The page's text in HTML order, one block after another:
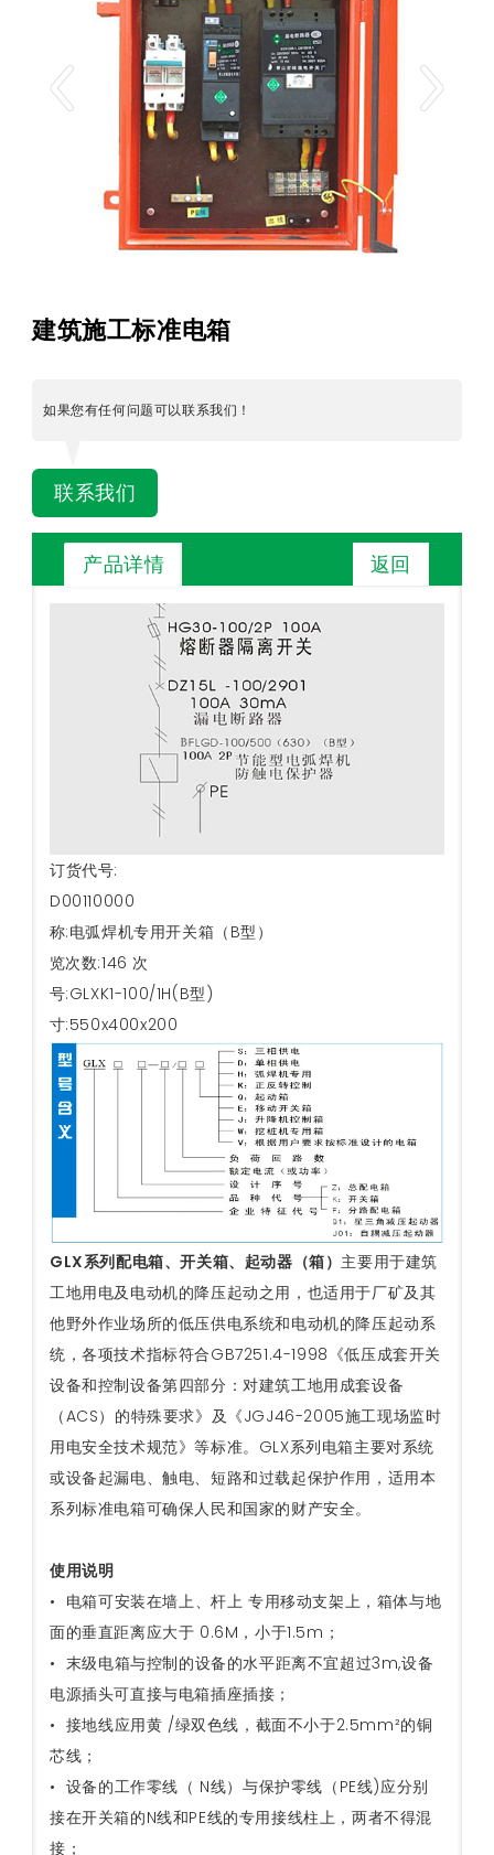
建筑施工标准电箱
如果您有任何问题可以联系我们！
联系我们
产品详情 返回
订货代号:
D00110000
名称:电弧焊机专用开关箱（B型）
浏览次数:146 次
型号:GLXK1-100/1H(B型)
尺寸:550x400x200
GLX系列配电箱、开关箱、起动器（箱）主要用于建筑
工地用电及电动机的降压起动之用，也适用于厂矿及其
他野外作业场所的低压供电系统和电动机的降压起动系
统，各项技术指标符合GB7251.4-1998《低压成套开关
设备和控制设备第四部分：对建筑工地用成套设备
（ACS）的特殊要求》及《JGJ46-2005施工现场监时
用电安全技术规范》等标准。GLX系列电箱主要对系统
或设备起漏电、触电、短路和过载起保护作用，适用本
系列标准电箱可确保人民和国家的财产安全。
使用说明
• 电箱可安装在墙上、杆上 专用移动支架上，箱体与地
面的垂直距离应大于 0.6M，小于1.5m；
• 末级电箱与控制的设备的水平距离不宜超过3m,设备
电源插头可直接与电箱插座插接；
• 接地线应用黄 /绿双色线，截面不小于2.5mm²的铜
芯线；
• 设备的工作零线（ N线）与保护零线（PE线)应分别
接在开关箱的N线和PE线的专用接线柱上，两者不得混
接；